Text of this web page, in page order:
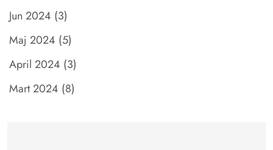
Jun 2024 (3)
Maj 2024 (5)
April 2024 (3)
Mart 2024 (8)